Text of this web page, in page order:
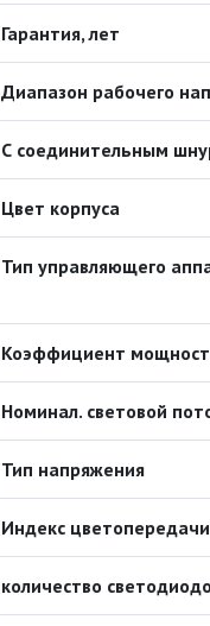
Гарантия, лет
Диапазон рабочего
С соединительным
Цвет корпуса
Тип управляющего
Коэффициент
Номинал. световой
Тип напряжения
Индекс
количество